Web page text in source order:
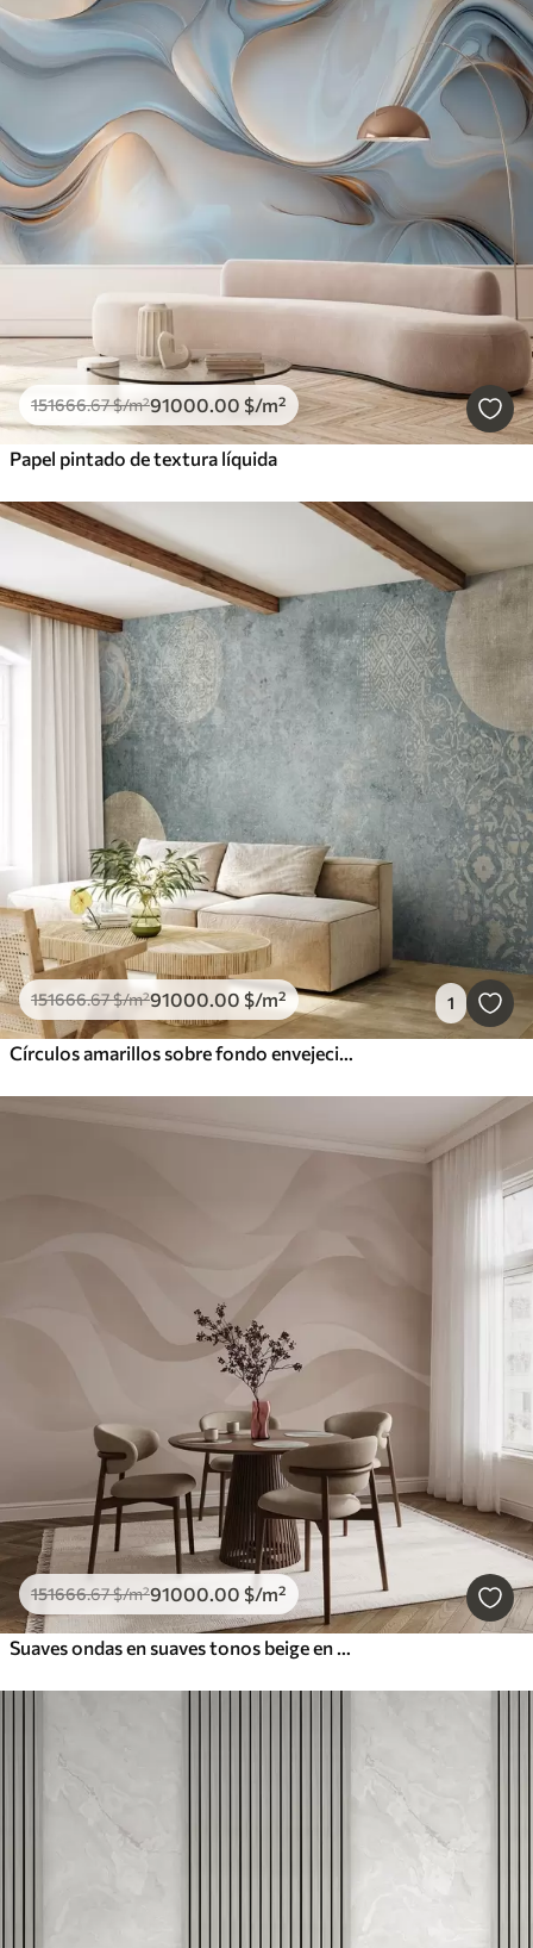
151666.67$/m²91000.00 $/m²
Papel pintado de textura líquida
151666.67$/m²91000.00 $/m² 1
Círculos amarillos sobre fondo envejecido
151666.67$/m²91000.00 $/m²
Suaves ondas en suaves tonos beige en estilo acuarela